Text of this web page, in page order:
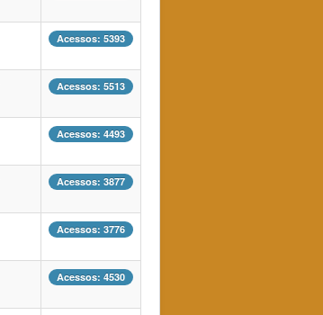
Acessos: 5393
Acessos: 5513
Acessos: 4493
Acessos: 3877
Acessos: 3776
Acessos: 4530